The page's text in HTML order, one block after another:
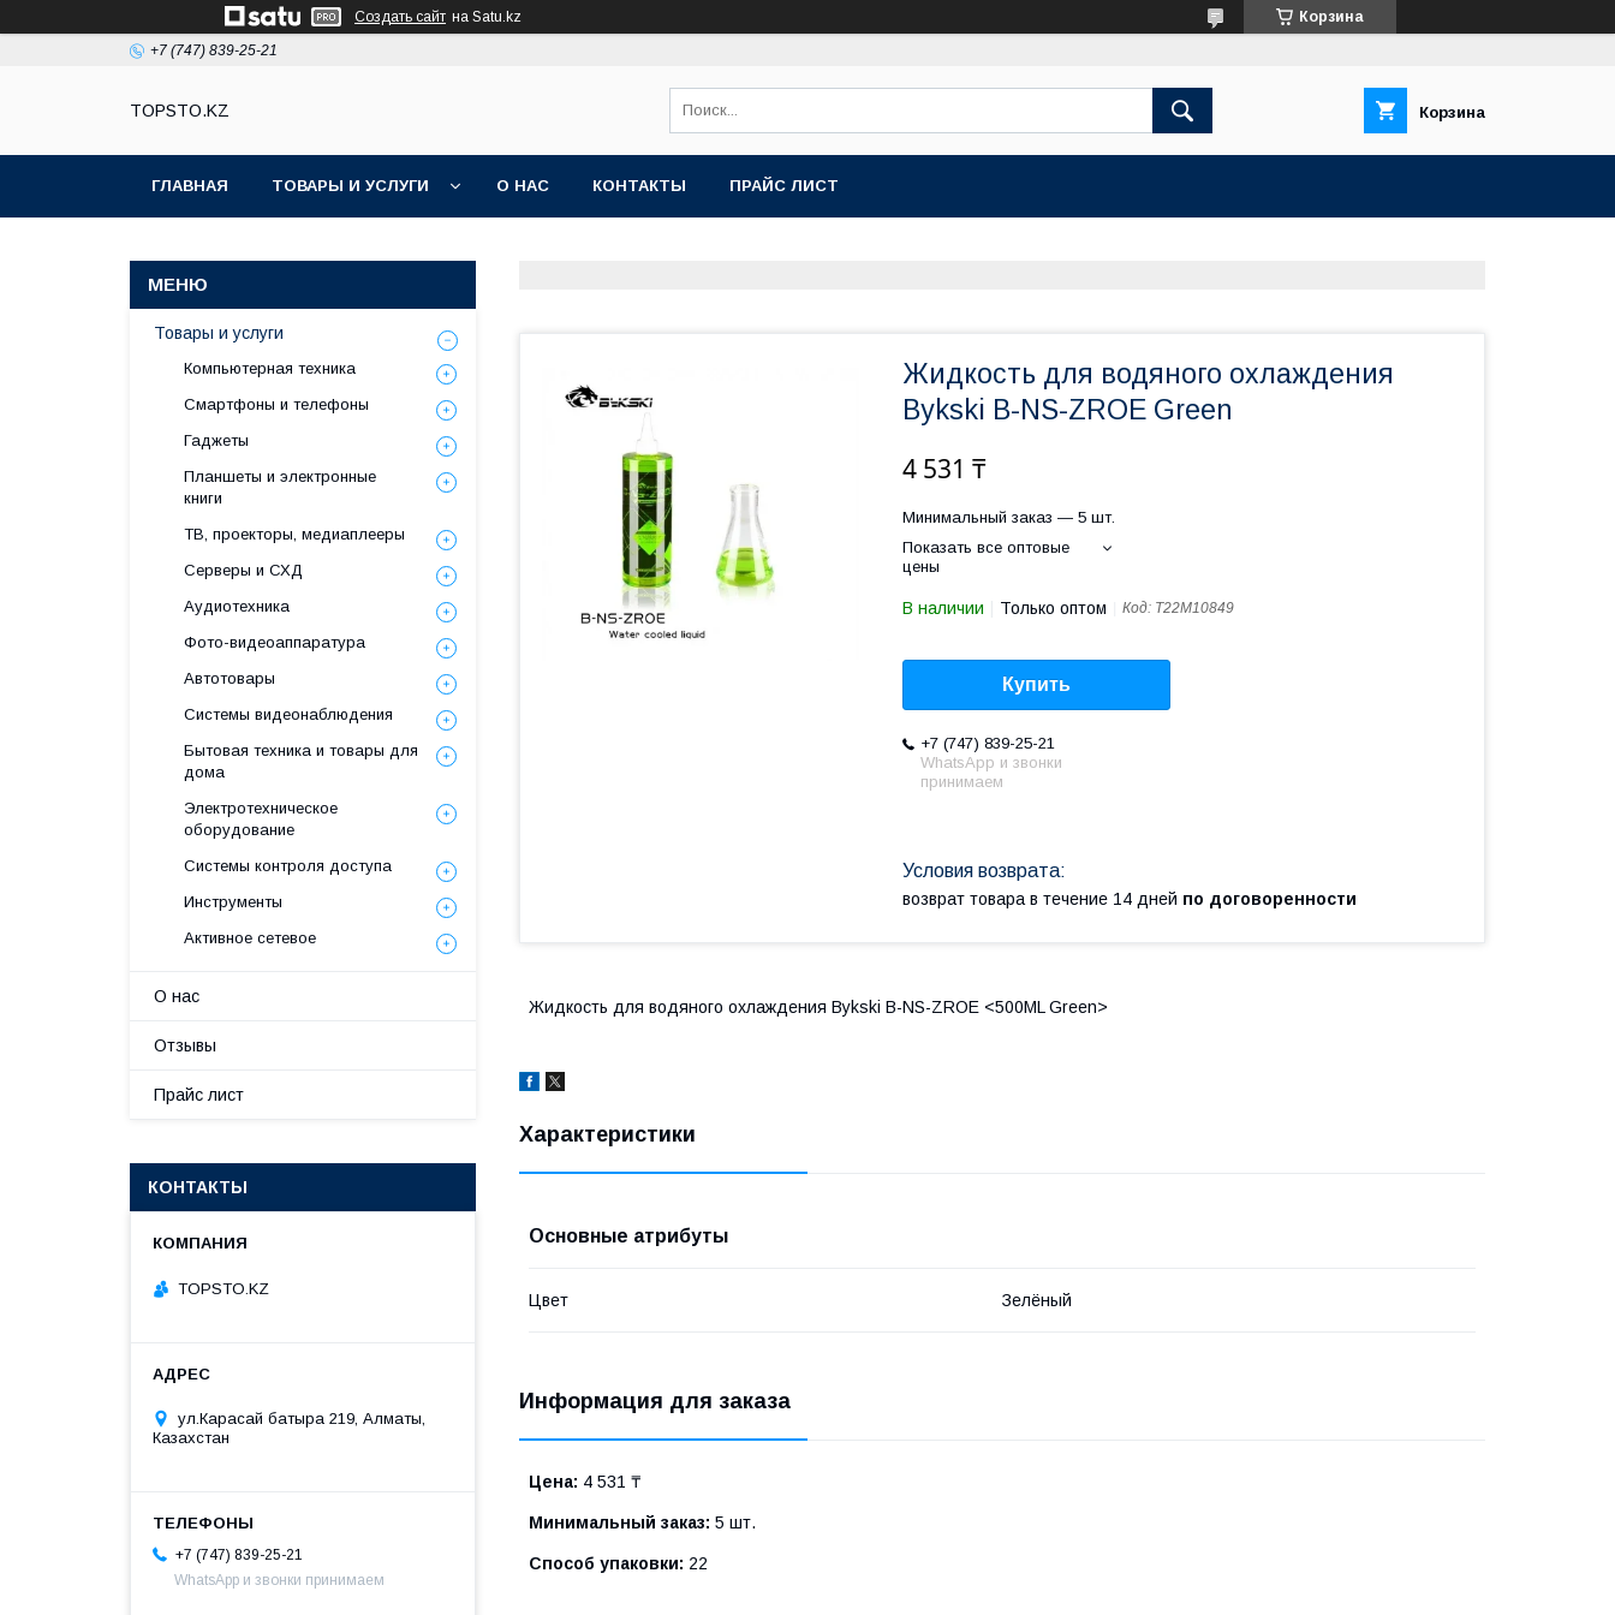
Создать сайт на Satu.kz Корзина
+7 (747) 839-25-21
TOPSTO.KZ Корзина
ГЛАВНАЯ ТОВАРЫ И УСЛУГИ О НАС КОНТАКТЫ ПРАЙС ЛИСТ
Жидкость для водяного охлаждения
Bykski B-NS-ZROE Green
4 531 ₸
Минимальный заказ — 5 шт.
Показать все оптовые
цены
В наличии Только оптом Код: T22M10849
Купить
+7 (747) 839-25-21
WhatsApp и звонки
принимаем
возврат товара в течение 14 дней по договоренности
Жидкость для водяного охлаждения Bykski B-NS-ZROE <500ML Green>
Характеристики
Основные атрибуты
Цвет Зелёный
Информация для заказа
Цена: 4 531 ₸
Минимальный заказ: 5 шт.
Способ упаковки: 22
Товары и услуги
Компьютерная техника
Смартфоны и телефоны
Гаджеты
Планшеты и электронные
книги
ТВ, проекторы, медиаплееры
Серверы и СХД
Аудиотехника
Фото-видеоаппаратура
Автотовары
Системы видеонаблюдения
Бытовая техника и товары для
дома
Электротехническое
оборудование
Системы контроля доступа
Инструменты
Активное сетевое
О нас
Отзывы
Прайс лист
КОНТАКТЫ
TOPSTO.KZ
ул.Карасай батыра 219, Алматы,
Казахстан
+7 (747) 839-25-21
WhatsApp и звонки принимаем